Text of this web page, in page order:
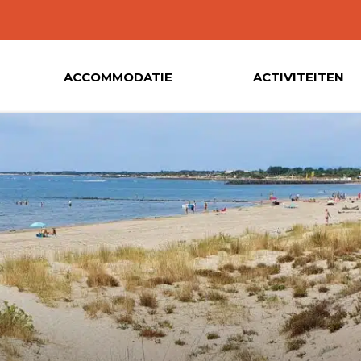
ACCOMMODATIE ACTIVITEITEN